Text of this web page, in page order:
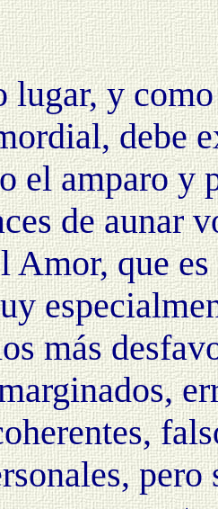
lugar, y
debe
el amparo y
de aunar
Amor, que
más